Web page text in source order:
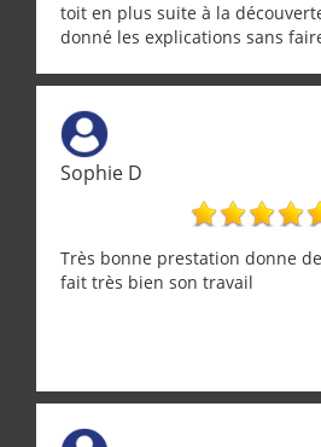
toit en plus suite à la
donné les explications sans
Sophie D
Très bonne prestation donne
fait très bien son travail